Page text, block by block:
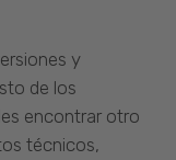
y
de los
encontrar otro
técnicos,